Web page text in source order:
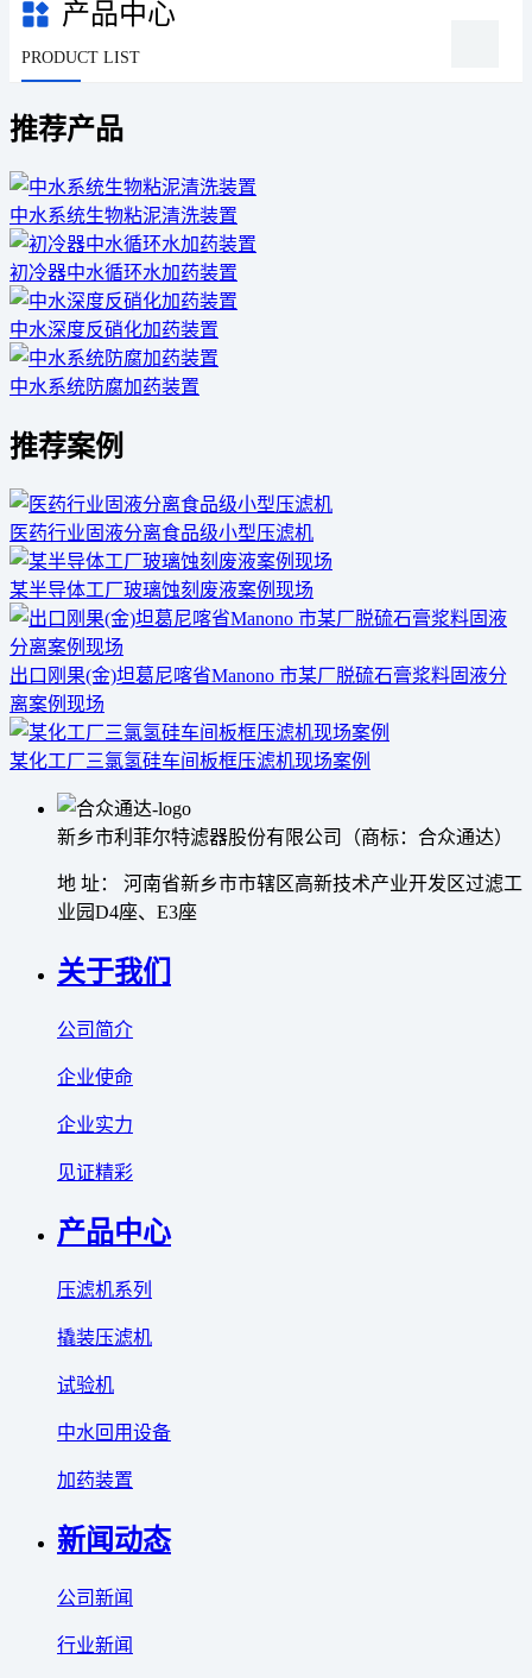
产品中心
PRODUCT LIST
推荐产品
中水系统生物粘泥清洗装置
初冷器中水循环水加药装置
中水深度反硝化加药装置
中水系统防腐加药装置
推荐案例
医药行业固液分离食品级小型压滤机
某半导体工厂玻璃蚀刻废液案例现场
出口刚果(金)坦葛尼喀省Manono 市某厂脱硫石膏浆料固液分
离案例现场
某化工厂三氯氢硅车间板框压滤机现场案例
新乡市利菲尔特滤器股份有限公司（商标：合众通达）
地 址： 河南省新乡市市辖区高新技术产业开发区过滤工
业园D4座、E3座
关于我们
公司简介
企业使命
企业实力
见证精彩
产品中心
压滤机系列
撬装压滤机
试验机
中水回用设备
加药装置
新闻动态
公司新闻
行业新闻